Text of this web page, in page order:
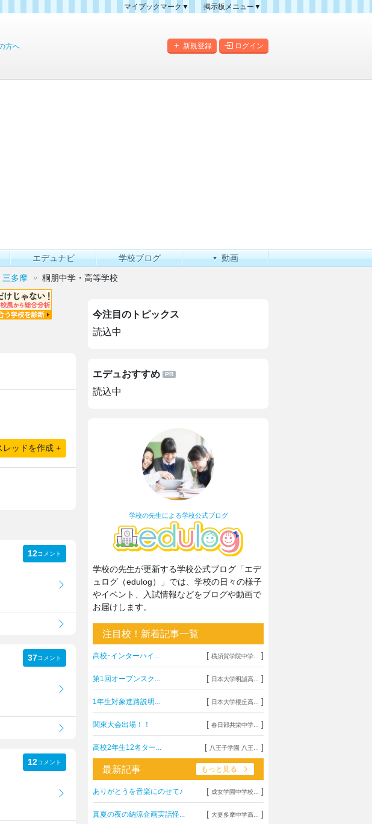
マイブックマーク▼
掲示板メニュー▼
掲示板マップ
新規登録 ログイン
方へ
エデュナビ 学校ブログ 動画
三多摩 桐朋中学・高等学校
レッドを作成 +
12コメント
37コメント
12コメント
今注目のトピックス
読込中
エデュおすすめ
読込中
学校の先生による学校公式ブログ
学校の先生が更新する学校公式ブログ「エデ
ュログ（edulog）」では、学校の日々の様子
やイベント、入試情報などをブログや動画で
お届けします。
注目校！新着記事一覧
高校･インターハイ... [ 横須賀学院中学... ]
第1回オープンスク... [ 日本大学明誠高... ]
1年生対象進路説明... [ 日本大学櫻丘高... ]
関東大会出場！！ [ 春日部共栄中学... ]
高校2年生12名ター... [ 八王子学園 八王... ]
最新記事 もっと見る
ありがとうを音楽にのせて♪ [ 成女学園中学校... ]
真夏の夜の納涼企画実話怪... [ 大妻多摩中学高... ]